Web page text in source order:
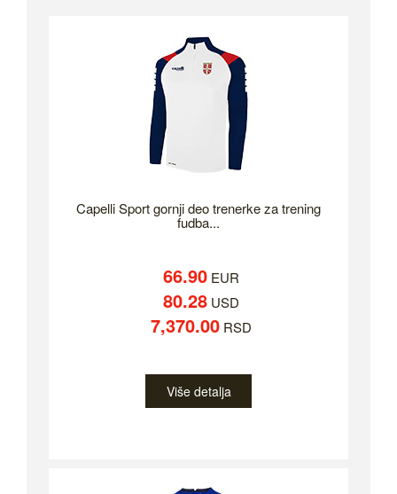
Capelli Sport gornji deo trenerke za trening
fudba...
66.90EUR
80.28USD
7,370.00RSD
Više detalja